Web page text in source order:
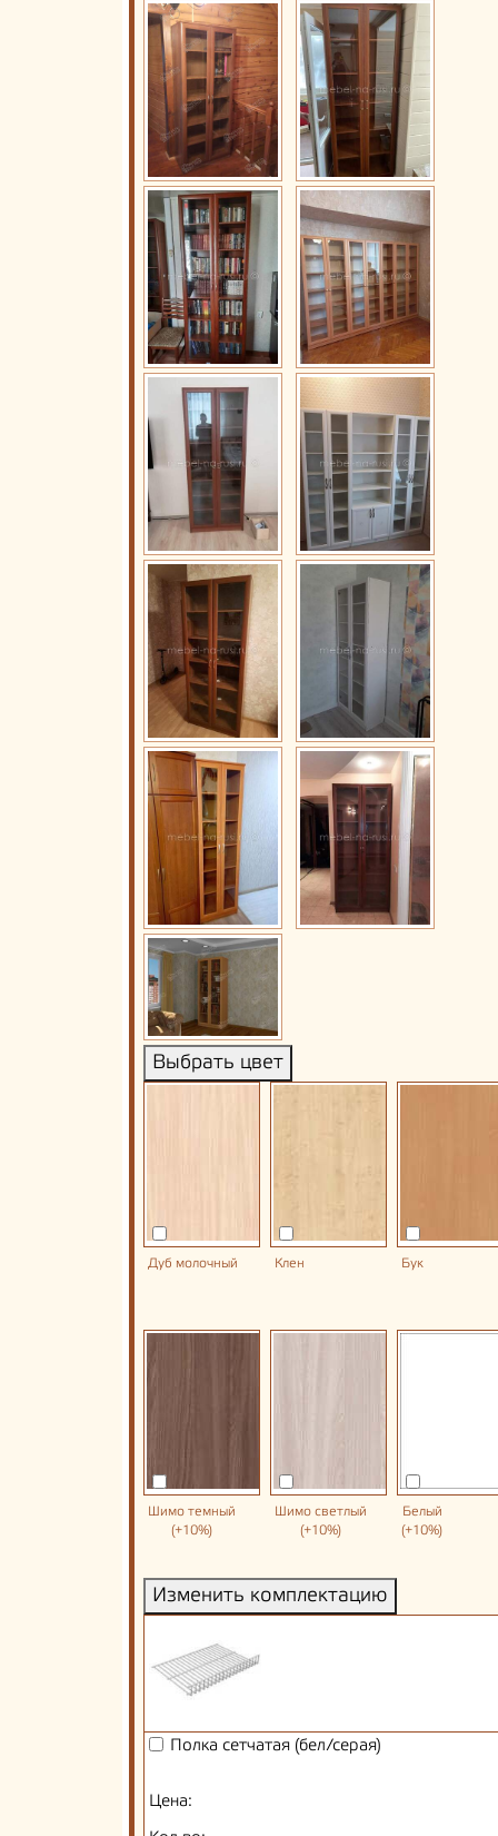
Выбрать цвет
Дуб молочный Клен Бук
Шимо темный
(+10%)
Шимо светлый
(+10%)
Белый
(+10%)
Изменить комплектацию
Полка сетчатая (бел/серая)
Цена: